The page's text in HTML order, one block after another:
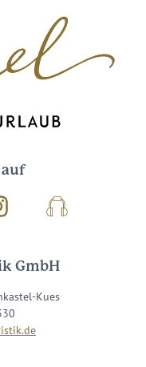
auf
Podcast
GmbH
Kues